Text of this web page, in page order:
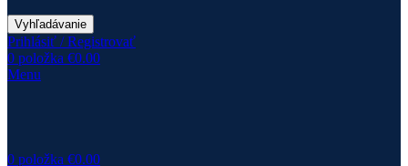
Vyhľadávanie
Prihlásiť / Registrovať
0 položka €0.00
Menu
0 položka €0.00